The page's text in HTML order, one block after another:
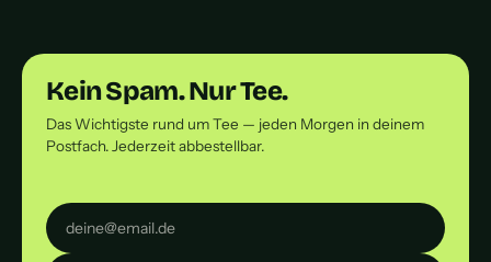
Kein Spam. Nur Tee.
Das Wichtigste rund um Tee — jeden Morgen in deinem
Postfach. Jederzeit abbestellbar.